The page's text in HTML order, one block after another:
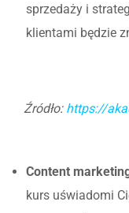
sprzedaży i
klientami będzie
Źródło: https://
Content
kurs uświadomi